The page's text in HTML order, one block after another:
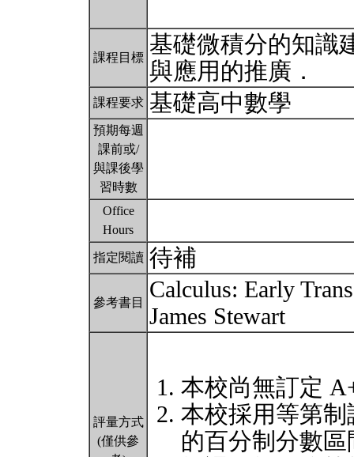
課程目標 基礎微積分的知識
與應用的推廣．
課程要求 基礎高中數學
預期每週
課前或/
與課後學
習時數
Office
Hours
指定閱讀 待補
參考書目
Calculus: Early
James Stewart
評量方式
(僅供參
本校尚無訂定
本校採用等第
的百分制分數